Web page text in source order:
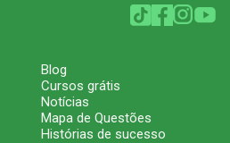
Blog
Cursos grátis
Notícias
Mapa de Questões
Histórias de sucesso